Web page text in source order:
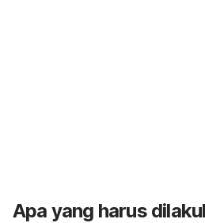
Apa yang harus